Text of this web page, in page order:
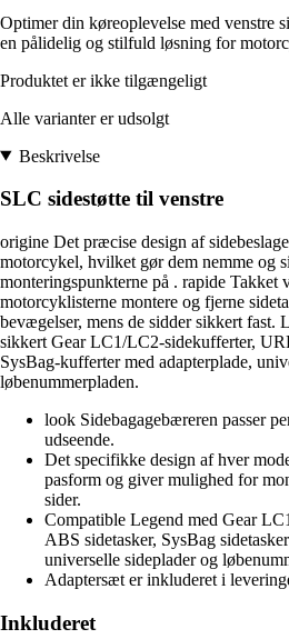
Optimer din køreoplevelse med venstre
en pålidelig og stilfuld løsning for
Produktet er ikke tilgængeligt
Alle varianter er udsolgt
Beskrivelse
SLC sidestøtte til venstre
origine Det præcise design af
motorcykel, hvilket gør dem nemme og
monteringspunkterne på . rapide Takket
motorcyklisterne montere og fjerne
bevægelser, mens de sidder sikkert fast.
sikkert Gear LC1/LC2-sidekufferter,
SysBag-kufferter med adapterplade,
løbenummerpladen.
look Sidebagagebæreren passer
udseende.
Det specifikke design af hver
pasform og giver mulighed for
sider.
Compatible Legend med Gear
ABS sidetasker, SysBag
universelle sideplader og
Adaptersæt er inkluderet i
Inkluderet